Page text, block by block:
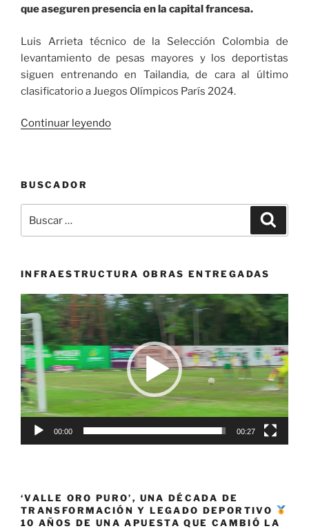
que aseguren presencia en la capital francesa.
Luis Arrieta técnico de la Selección Colombia de
levantamiento de pesas mayores y los deportistas
siguen entrenando en Tailandia, de cara al último
clasificatorio a Juegos Olímpicos París 2024.
Continuar leyendo«Selección
pesas
ya
en
de
cara
la
Copa
Mundial»
BUSCADOR
por:
INFRAESTRUCTURA OBRAS ENTREGADAS
Reproductor
de
vídeo
00:00 00:27
‘VALLE ORO PURO’, UNA DÉCADA DE
TRANSFORMACIÓN Y LEGADO DEPORTIVO
10 AÑOS DE UNA APUESTA QUE CAMBIÓ LA